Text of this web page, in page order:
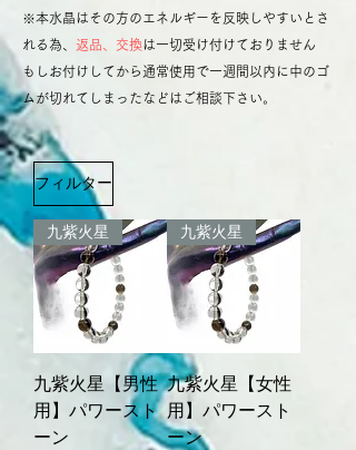
※本水晶はその方のエネルギーを反映しやすいとさ
れる為、 返品、交換は一切受け付けておりません
​もしお付けしてから通常使用で一週間以内に中のゴ
ムが切れてしまったなどはご相談下さい。
フィルター
九紫火星
九紫火星【男性
用】パワースト
ーン
九紫火星
九紫火星【女性
用】パワースト
ーン